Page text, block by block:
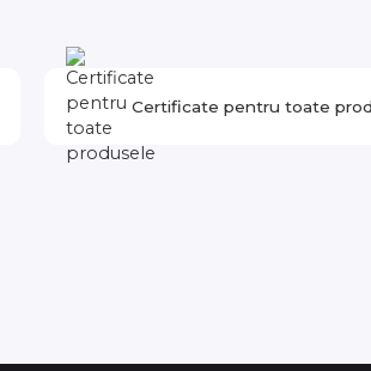
Certificate pentru toate